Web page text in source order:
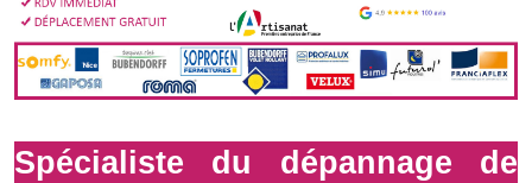
Spécialiste du dépannage de